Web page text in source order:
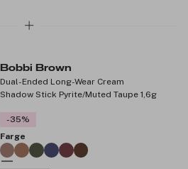
Bobbi Brown
Dual-Ended Long-Wear Cream
Shadow Stick Pyrite/Muted Taupe 1,6g
-35%
Farge